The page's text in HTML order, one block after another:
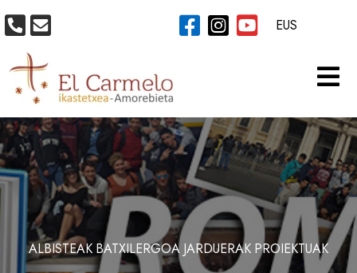
ALBISTEAK BATXILERGOA JARDUERAK PROIEKTUAK
EUS